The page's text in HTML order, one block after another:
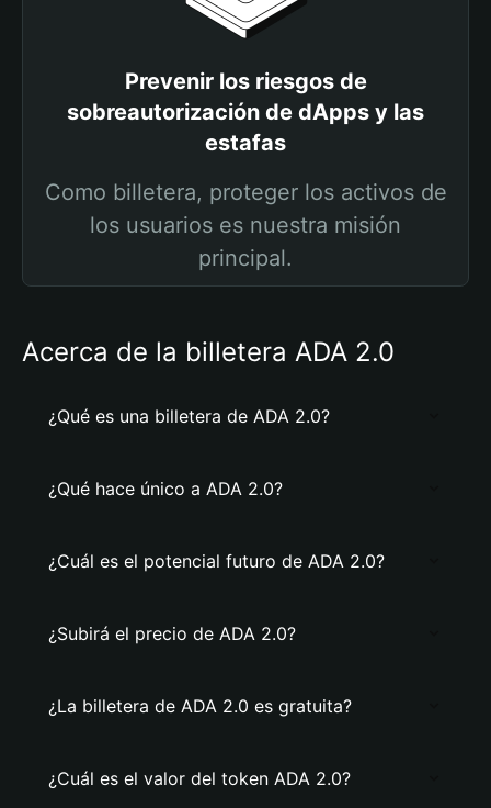
Prevenir los riesgos de
sobreautorización de dApps y las
estafas
Como billetera, proteger los activos de
los usuarios es nuestra misión
principal.
Acerca de la billetera ADA 2.0
¿Qué es una billetera de ADA 2.0?
¿Qué hace único a ADA 2.0?
¿Cuál es el potencial futuro de ADA 2.0?
¿Subirá el precio de ADA 2.0?
¿La billetera de ADA 2.0 es gratuita?
¿Cuál es el valor del token ADA 2.0?